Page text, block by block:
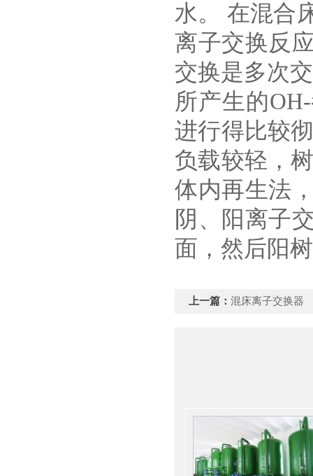
水。 在混合
离子交换反
交换是多次
所产生的
进行得比较
负载较轻，
体内再生法
阴、阳离子
面，然后阳
上一篇： 混床离子交换器